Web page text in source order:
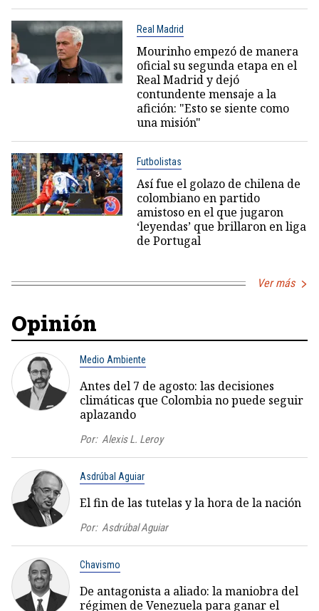
Real Madrid
Mourinho empezó de manera
oficial su segunda etapa en el
Real Madrid y dejó
contundente mensaje a la
afición: "Esto se siente como
una misión"
Futbolistas
Así fue el golazo de chilena de
colombiano en partido
amistoso en el que jugaron
‘leyendas’ que brillaron en liga
de Portugal
Ver más
Opinión
Medio Ambiente
Antes del 7 de agosto: las decisiones
climáticas que Colombia no puede seguir
aplazando
Por: Alexis L. Leroy
Asdrúbal Aguiar
El fin de las tutelas y la hora de la nación
Por: Asdrúbal Aguiar
Chavismo
De antagonista a aliado: la maniobra del
régimen de Venezuela para ganar el